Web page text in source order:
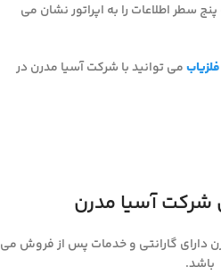
سطر اطلاعات را به اپراتور نشان می
می توانید با شرکت آسیا مدرن در
شرکت آسیا مدرن
دارای گارانتی و خدمات پس از فروش می
باشد.